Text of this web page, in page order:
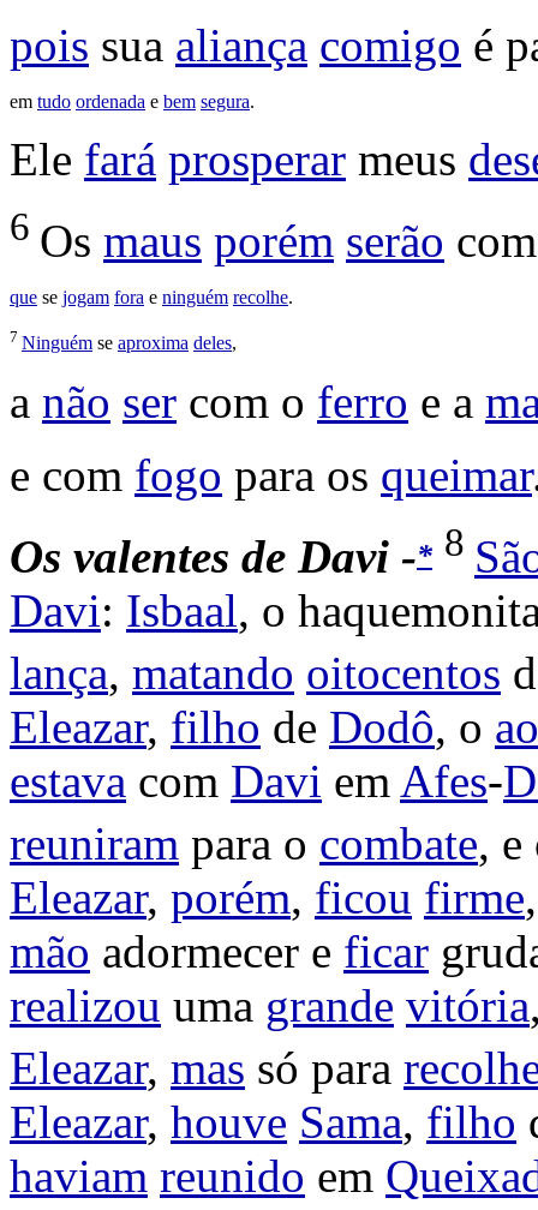
pois sua aliança comigo é
em tudo ordenada e bem segura.
Ele fará prosperar meus
6 Os maus porém serão
que se jogam fora e ninguém recolhe.
7 Ninguém se aproxima deles,
a não ser com o ferro e a
e com fogo para os queimar
Os valentes de Davi -* 8
Davi: Isbaal, o
lança, matando oitocentos
Eleazar, filho de Dodô, o
estava com Davi em Afes-
reuniram para o combate,
Eleazar, porém, ficou firme
mão adormecer e ficar
realizou uma grande vitória
Eleazar, mas só para
Eleazar, houve Sama, filho
haviam reunido em